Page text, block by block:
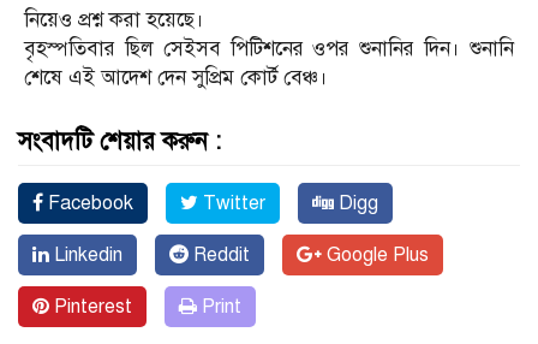
নিয়েও প্রশ্ন করা হয়েছে।
বৃহস্পতিবার ছিল সেইসব পিটিশনের ওপর শুনানির দিন। শুনানি
শেষে এই আদেশ দেন সুপ্রিম কোর্ট বেঞ্চ।
সংবাদটি শেয়ার করুন :
Facebook Twitter Digg
Linkedin Reddit Google Plus
Pinterest Print